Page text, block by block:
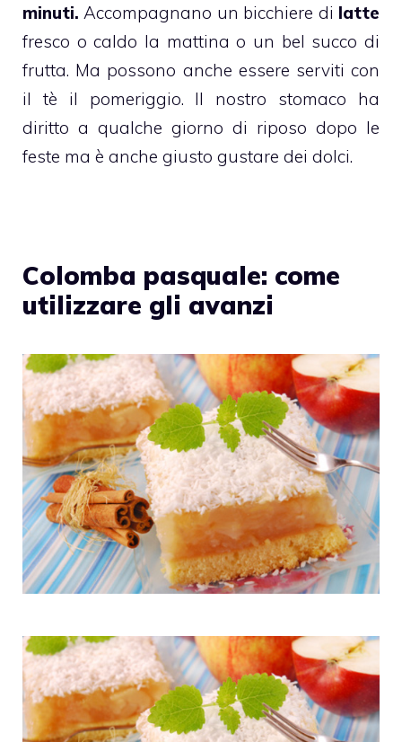
minuti. Accompagnano un bicchiere di latte
fresco o caldo la mattina o un bel succo di
frutta. Ma possono anche essere serviti con
il tè il pomeriggio. Il nostro stomaco ha
diritto a qualche giorno di riposo dopo le
feste ma è anche giusto gustare dei dolci.
Colomba pasquale: come
utilizzare gli avanzi